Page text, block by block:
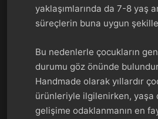
yaklaşımlarında da 7-8 yaş
süreçlerin buna uygun
Bu nedenlerle çocukların
durumu göz önünde
Handmade olarak yıllardır
ürünleriyle ilgilenirken, yaşa
gelişime odaklanmanın en